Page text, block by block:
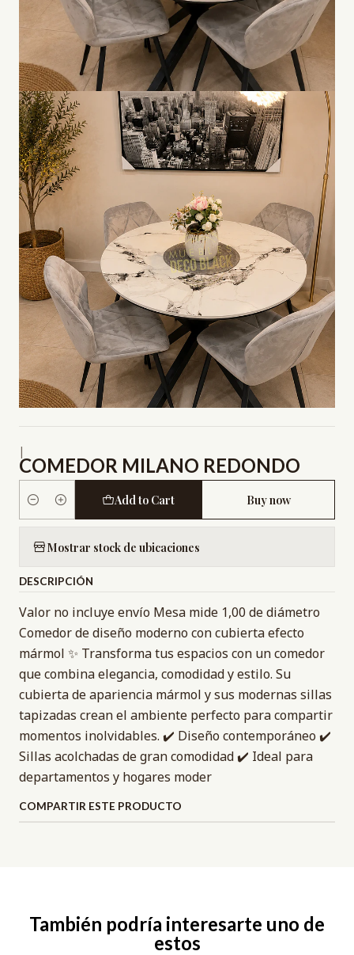
|
COMEDOR MILANO REDONDO
Quantity
Add to Cart Buy now
Mostrar stock de ubicaciones
DESCRIPCIÓN
Valor no incluye envío Mesa mide 1,00 de diámetro
Comedor de diseño moderno con cubierta efecto
mármol ✨ Transforma tus espacios con un comedor
que combina elegancia, comodidad y estilo. Su
cubierta de apariencia mármol y sus modernas sillas
tapizadas crean el ambiente perfecto para compartir
momentos inolvidables. ✔️ Diseño contemporáneo ✔️
Sillas acolchadas de gran comodidad ✔️ Ideal para
departamentos y hogares moder
COMPARTIR ESTE PRODUCTO
También podría interesarte uno de
estos